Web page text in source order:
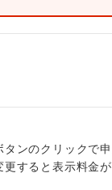
タンのクリックで
すると表示料金が